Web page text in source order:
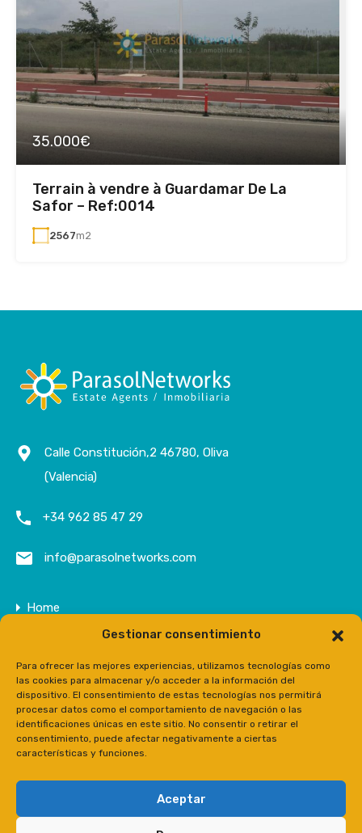
Gestionar consentimiento
Para ofrecer las mejores experiencias, utilizamos tecnologías como
las cookies para almacenar y/o acceder a la información del
dispositivo. El consentimiento de estas tecnologías nos permitirá
procesar datos como el comportamiento de navegación o las
identificaciones únicas en este sitio. No consentir o retirar el
consentimiento, puede afectar negativamente a ciertas
características y funciones.
Aceptar
35.000€
Terrain à vendre à Guardamar De La
Safor – Ref:0014
2567m2
Calle Constitución,2 46780, Oliva
(Valencia)
+34 962 85 47 29
info@parasolnetworks.com
Home
Domaine
Contact
Prensa